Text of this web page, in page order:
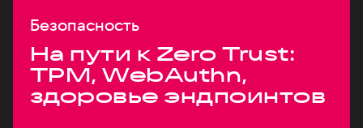
Безопасность
На пути к Zero Trust:
TPM, WebAuthn,
здоровье эндпоинтов